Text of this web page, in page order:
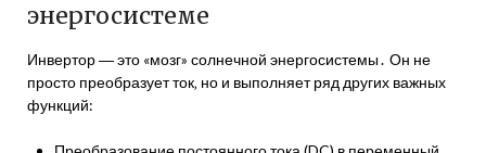
энергосистеме
Инвертор ― это «мозг» солнечной энергосистемы․ Он не
просто преобразует ток‚ но и выполняет ряд других важных
функций: